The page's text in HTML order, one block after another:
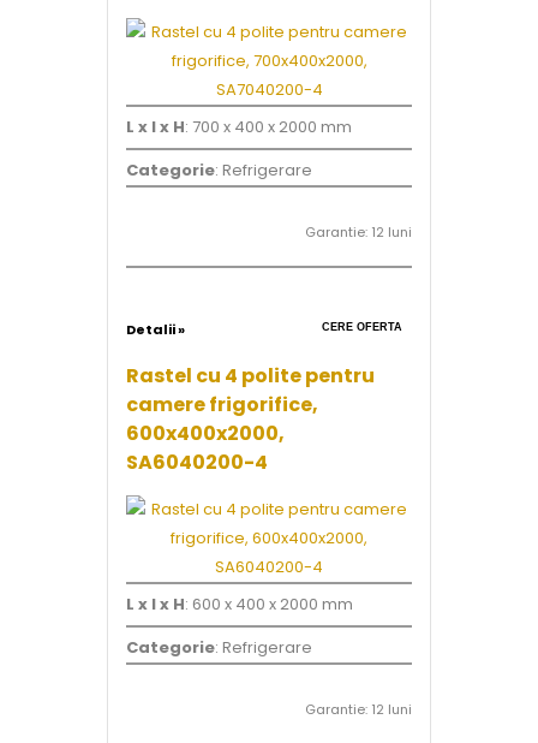
L x l x H: 700 x 400 x 2000 mm
Categorie: Refrigerare
Garantie: 12 luni
Detalii » CERE OFERTA
Rastel cu 4 polite pentru
camere frigorifice,
600x400x2000,
SA6040200-4
L x l x H: 600 x 400 x 2000 mm
Categorie: Refrigerare
Garantie: 12 luni